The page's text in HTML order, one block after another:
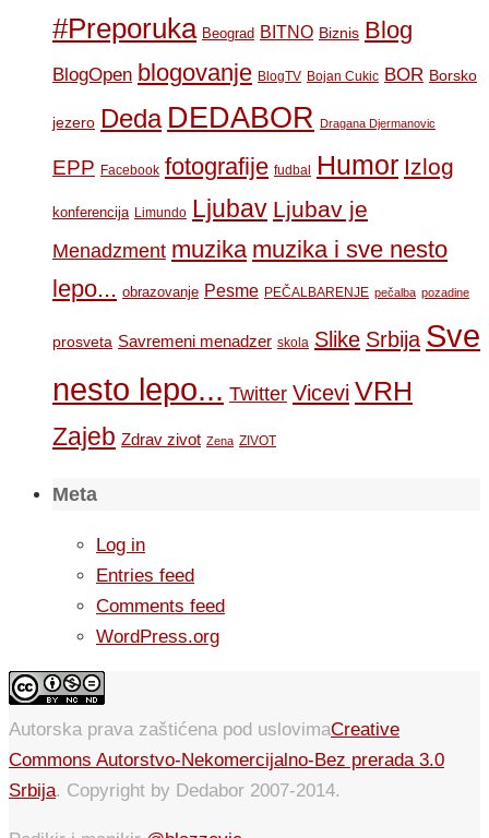
#Preporuka Beograd BITNO Biznis Blog
BlogOpen blogovanje BlogTV Bojan Cukic BOR Borsko
jezero Deda DEDABOR Dragana Djermanovic
EPP Facebook fotografije fudbal Humor Izlog
konferencija Limundo Ljubav Ljubav je
Menadzment muzika muzika i sve nesto
lepo... obrazovanje Pesme PEČALBARENJE pečalba pozadine
prosveta Savremeni menadzer skola Slike Srbija Sve
nesto lepo... Twitter Vicevi VRH
Zajeb Zdrav zivot Zena ZIVOT
Meta
Log in
Entries feed
Comments feed
WordPress.org
Autorska prava zaštićena pod uslovimaCreative
Commons Autorstvo-Nekomercijalno-Bez prerada 3.0
Srbija. Copyright by Dedabor 2007-2014.